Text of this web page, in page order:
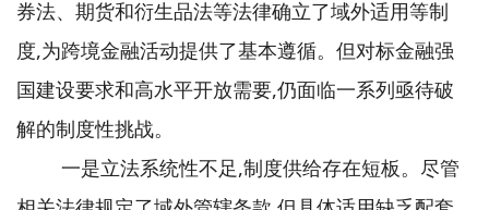
券法、期货和衍生品法等法律确立了域外适用等制
度,为跨境金融活动提供了基本遵循。但对标金融强
国建设要求和高水平开放需要,仍面临一系列亟待破
解的制度性挑战。
一是立法系统性不足,制度供给存在短板。尽管